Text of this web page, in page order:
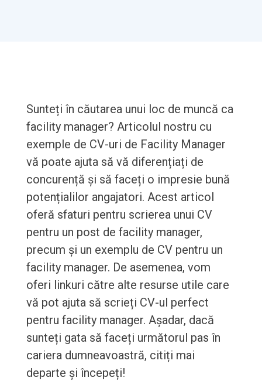
Sunteți în căutarea unui loc de muncă ca
facility manager? Articolul nostru cu
exemple de CV-uri de Facility Manager
vă poate ajuta să vă diferențiați de
concurență și să faceți o impresie bună
potențialilor angajatori. Acest articol
oferă sfaturi pentru scrierea unui CV
pentru un post de facility manager,
precum și un exemplu de CV pentru un
facility manager. De asemenea, vom
oferi linkuri către alte resurse utile care
vă pot ajuta să scrieți CV-ul perfect
pentru facility manager. Așadar, dacă
sunteți gata să faceți următorul pas în
cariera dumneavoastră, citiți mai
departe și începeți!